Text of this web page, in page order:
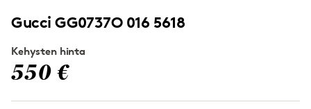
Gucci GG0737O 016 5618
Kehysten hinta
550 €